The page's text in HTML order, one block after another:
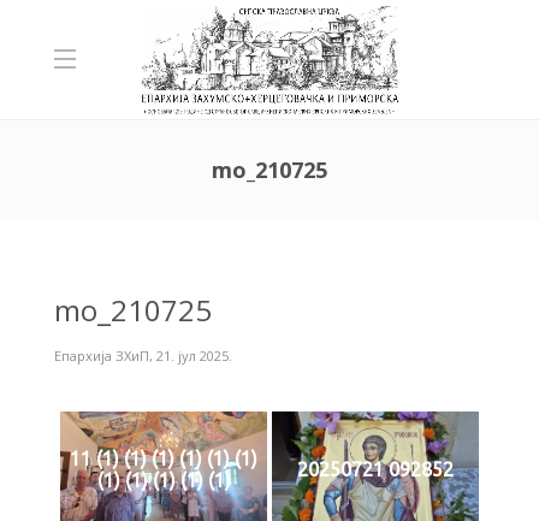
mo_210725
mo_210725
Епархија ЗХиП, 21. јул 2025.
11 (1) (1) (1) (1) (1) (1)
(1) (1) (1) (1) (1)
20250721 092852